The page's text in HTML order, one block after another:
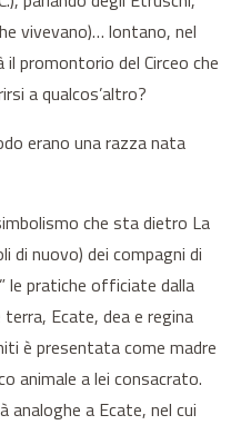
vivevano)… lontano, nel
il promontorio del Circeo che
a qualcos’altro?
erano una razza nata
che sta dietro La
di nuovo) dei compagni di
le pratiche officiate dalla
Ecate, dea e regina
è presentata come madre
animale a lei consacrato.
analoghe a Ecate, nel cui